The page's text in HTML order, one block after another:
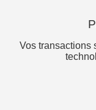
Vos transactions